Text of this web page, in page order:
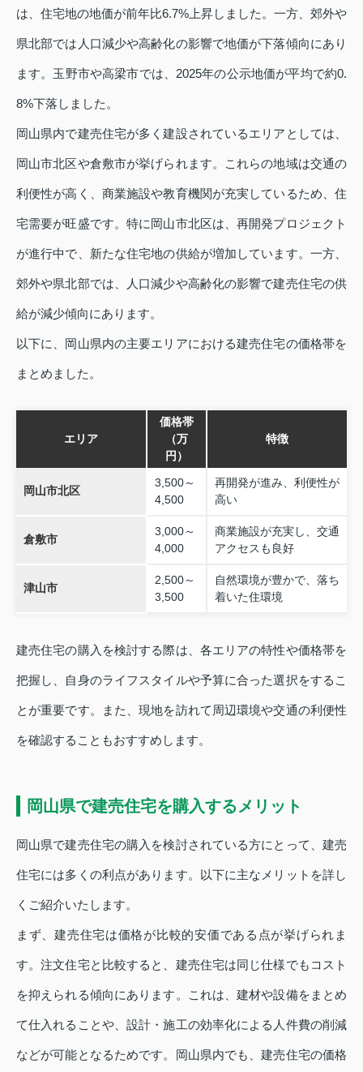
は、住宅地の地価が前年比6.7%上昇しました。一方、郊外や
県北部では人口減少や高齢化の影響で地価が下落傾向にあり
ます。玉野市や高梁市では、2025年の公示地価が平均で約0.
8%下落しました。
岡山県内で建売住宅が多く建設されているエリアとしては、
岡山市北区や倉敷市が挙げられます。これらの地域は交通の
利便性が高く、商業施設や教育機関が充実しているため、住
宅需要が旺盛です。特に岡山市北区は、再開発プロジェクト
が進行中で、新たな住宅地の供給が増加しています。一方、
郊外や県北部では、人口減少や高齢化の影響で建売住宅の供
給が減少傾向にあります。
以下に、岡山県内の主要エリアにおける建売住宅の価格帯を
まとめました。
エリア
価格帯
（万
円）
特徴
岡山市北区
3,500～
4,500
再開発が進み、利便性が
高い
倉敷市
3,000～
4,000
商業施設が充実し、交通
アクセスも良好
津山市
2,500～
3,500
自然環境が豊かで、落ち
着いた住環境
建売住宅の購入を検討する際は、各エリアの特性や価格帯を
把握し、自身のライフスタイルや予算に合った選択をするこ
とが重要です。また、現地を訪れて周辺環境や交通の利便性
を確認することもおすすめします。
岡山県で建売住宅を購入するメリット
岡山県で建売住宅の購入を検討されている方にとって、建売
住宅には多くの利点があります。以下に主なメリットを詳し
くご紹介いたします。
まず、建売住宅は価格が比較的安価である点が挙げられま
す。注文住宅と比較すると、建売住宅は同じ仕様でもコスト
を抑えられる傾向にあります。これは、建材や設備をまとめ
て仕入れることや、設計・施工の効率化による人件費の削減
などが可能となるためです。岡山県内でも、建売住宅の価格